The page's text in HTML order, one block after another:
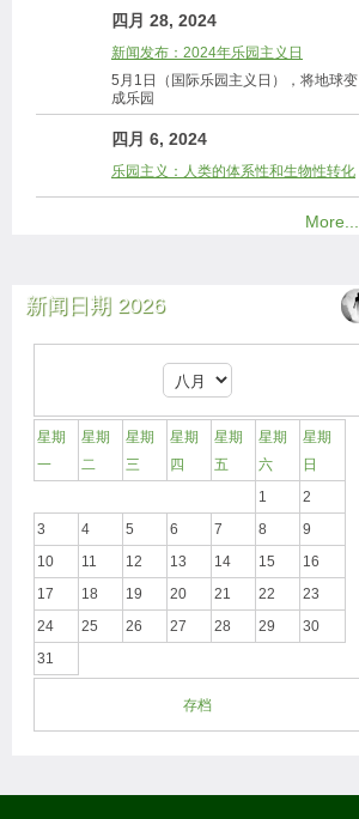
四月 28, 2024
新闻发布：2024年乐园主义日
5月1日（国际乐园主义日），将地球变
成乐园
四月 6, 2024
乐园主义：人类的体系性和生物性转化
More...
新闻日期 2026
星期
一
星期
二
星期
三
星期
四
星期
五
星期
六
星期
日
1
2
3
4 5 6 7 8
9
10
11 12 13 14 15
16
17
18 19 20 21 22
23
24
25 26 27 28 29
30
31
存档